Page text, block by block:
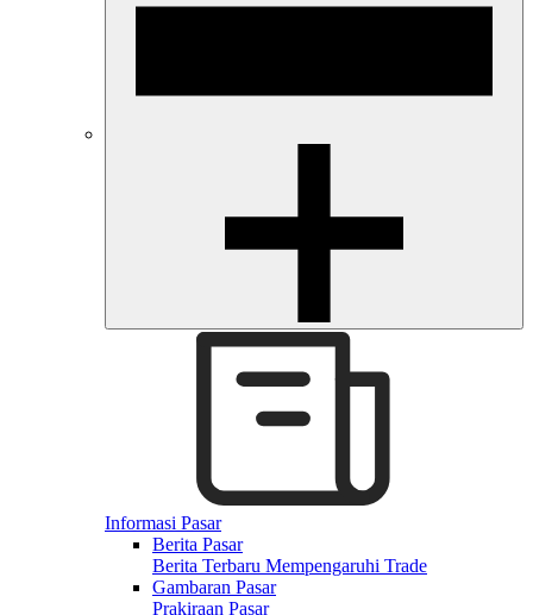
Informasi Pasar
Berita Pasar
Berita Terbaru Mempengaruhi Trade
Gambaran Pasar
Prakiraan Pasar